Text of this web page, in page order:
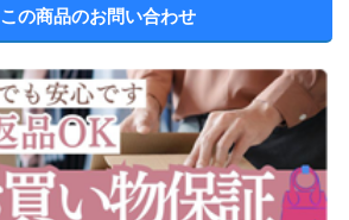
この商品のお問い合わせ